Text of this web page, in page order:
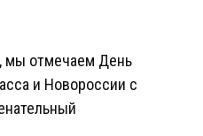
мы отмечаем День
и Новороссии с